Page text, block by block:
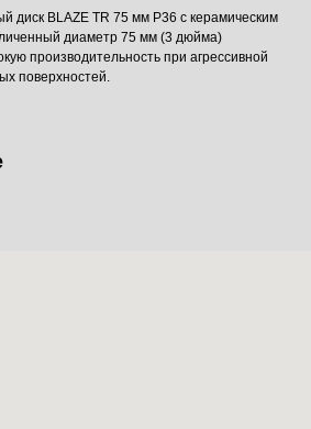
диск BLAZE TR 75 мм P36 с керамическим
диаметр 75 мм (3 дюйма)
производительность при агрессивной
поверхностей.